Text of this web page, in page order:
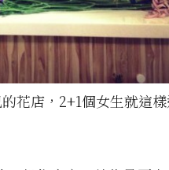
花店，2+1個女生就這